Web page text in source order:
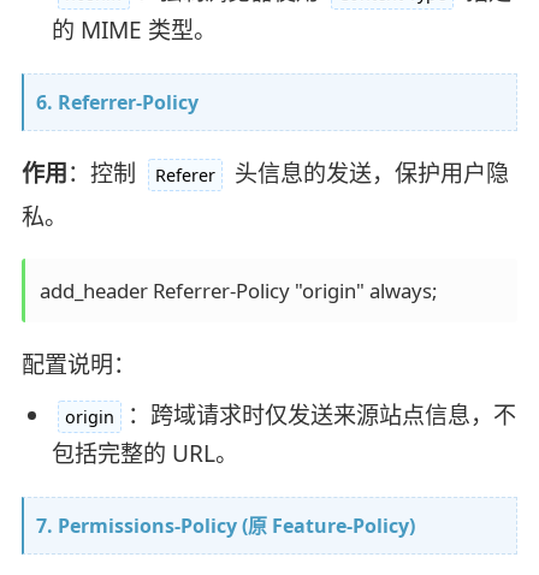
的 MIME 类型。
6. Referrer-Policy
作用：控制 Referer
头信息的发送，保护用户隐
私。
add_header Referrer-Policy "origin" always;
配置说明：
origin
：跨域请求时仅发送来源站点信息，不
包括完整的 URL。
7. Permissions-Policy (原 Feature-Policy)